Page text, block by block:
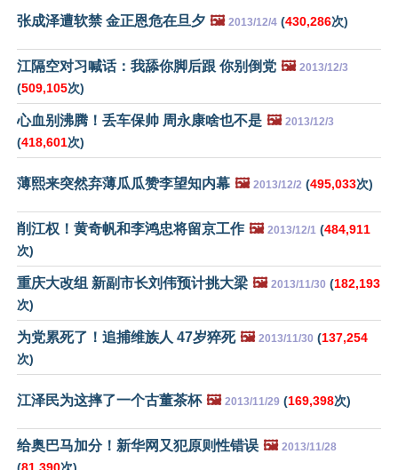
张成泽遭软禁 金正恩危在旦夕 🖼️ 2013/12/4 (430,286次)
江隔空对习喊话：我舔你脚后跟 你别倒党 🖼️ 2013/12/3
(509,105次)
心血别沸腾！丢车保帅 周永康啥也不是 🖼️ 2013/12/3
(418,601次)
薄熙来突然弃薄瓜瓜赞李望知内幕 🖼️ 2013/12/2 (495,033次)
削江权！黄奇帆和李鸿忠将留京工作 🖼️ 2013/12/1 (484,911
次)
重庆大改组 新副市长刘伟预计挑大梁 🖼️ 2013/11/30 (182,193
次)
为党累死了！追捕维族人 47岁猝死 🖼️ 2013/11/30 (137,254
次)
江泽民为这摔了一个古董茶杯 🖼️ 2013/11/29 (169,398次)
给奥巴马加分！新华网又犯原则性错误 🖼️ 2013/11/28